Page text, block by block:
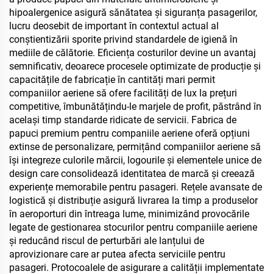
hipoalergenice asigură sănătatea și siguranța pasagerilor,
lucru deosebit de important în contextul actual al
conștientizării sporite privind standardele de igienă în
mediile de călătorie. Eficiența costurilor devine un avantaj
semnificativ, deoarece procesele optimizate de producție și
capacitățile de fabricație în cantități mari permit
companiilor aeriene să ofere facilități de lux la prețuri
competitive, îmbunătățindu-le marjele de profit, păstrând în
același timp standarde ridicate de servicii. Fabrica de
papuci premium pentru companiile aeriene oferă opțiuni
extinse de personalizare, permițând companiilor aeriene să
își integreze culorile mărcii, logourile și elementele unice de
design care consolidează identitatea de marcă și creează
experiențe memorabile pentru pasageri. Rețele avansate de
logistică și distribuție asigură livrarea la timp a produselor
în aeroporturi din întreaga lume, minimizând provocările
legate de gestionarea stocurilor pentru companiile aeriene
și reducând riscul de perturbări ale lanțului de
aprovizionare care ar putea afecta serviciile pentru
pasageri. Protocoalele de asigurare a calității implementate